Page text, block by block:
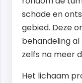
schade en
gebied. Deze
behandeling
zelfs na meer
Het lichaam